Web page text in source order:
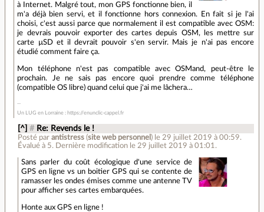
à Internet. Malgré tout, mon GPS fonctionne bien, il
m'a déjà bien servi, et il fonctionne hors connexion. En fait si je l'ai
choisi, c'est aussi parce que normalement il est compatible avec OSM:
je devrais pouvoir exporter des cartes depuis OSM, les mettre sur
carte µSD et il devrait pouvoir s'en servir. Mais je n'ai pas encore
étudié comment faire ça.
Mon téléphone n'est pas compatible avec OSMand, peut-être le
prochain. Je ne sais pas encore quoi prendre comme téléphone
(compatible OS libre) quand celui que j'ai me lâchera…
Un LUG en Lorraine : https://enunclic-cappel.fr
[^] # Re: Revends le !
Posté par antistress(site web personnel ) le 29 juillet 2019 à 00:59.
Évalué à 5.Dernière modification le 29 juillet 2019 à 01:01.
Sans parler du coût écologique d'une service de
GPS en ligne vs un boitier GPS qui se contente de
ramasser les ondes émises comme une antenne TV
pour afficher ses cartes embarquées.
Honte aux GPS en ligne !